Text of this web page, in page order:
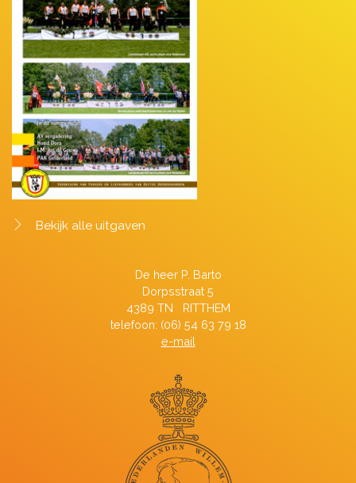
Bekijk alle uitgaven
De heer P. Barto
Dorpsstraat 5
4389 TN RITTHEM
telefoon: (06) 54 63 79 18
e-mail